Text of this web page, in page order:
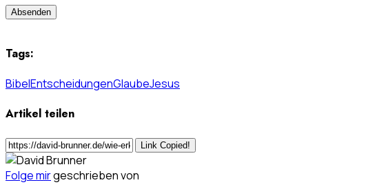
Tags:
BibelEntscheidungenGlaubeJesus
Artikel teilen
Link Copied!
Folge mirgeschrieben von